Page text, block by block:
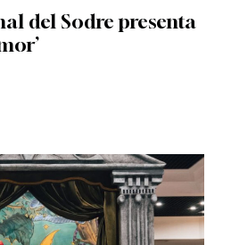
del Sodre presenta